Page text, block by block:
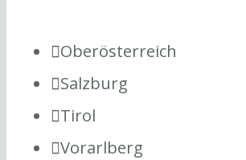
Oberösterreich
Salzburg
Tirol
Vorarlberg